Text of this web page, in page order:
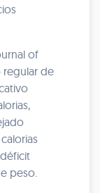
of
de
peso.